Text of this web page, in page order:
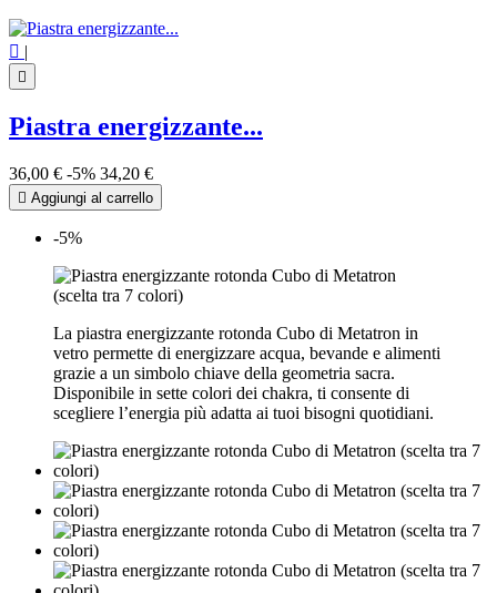
 |

Piastra energizzante...
36,00 € -5% 34,20 €
 Aggiungi al carrello
-5%
La piastra energizzante rotonda Cubo di Metatron in
vetro permette di energizzare acqua, bevande e alimenti
grazie a un simbolo chiave della geometria sacra.
Disponibile in sette colori dei chakra, ti consente di
scegliere l’energia più adatta ai tuoi bisogni quotidiani.